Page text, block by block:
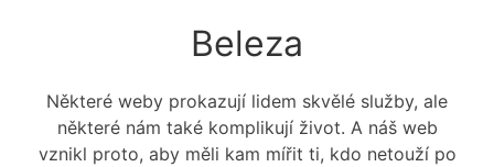
Beleza
Některé weby prokazují lidem skvělé služby, ale
některé nám také komplikují život. A náš web
vznikl proto, aby měli kam mířit ti, kdo netouží po